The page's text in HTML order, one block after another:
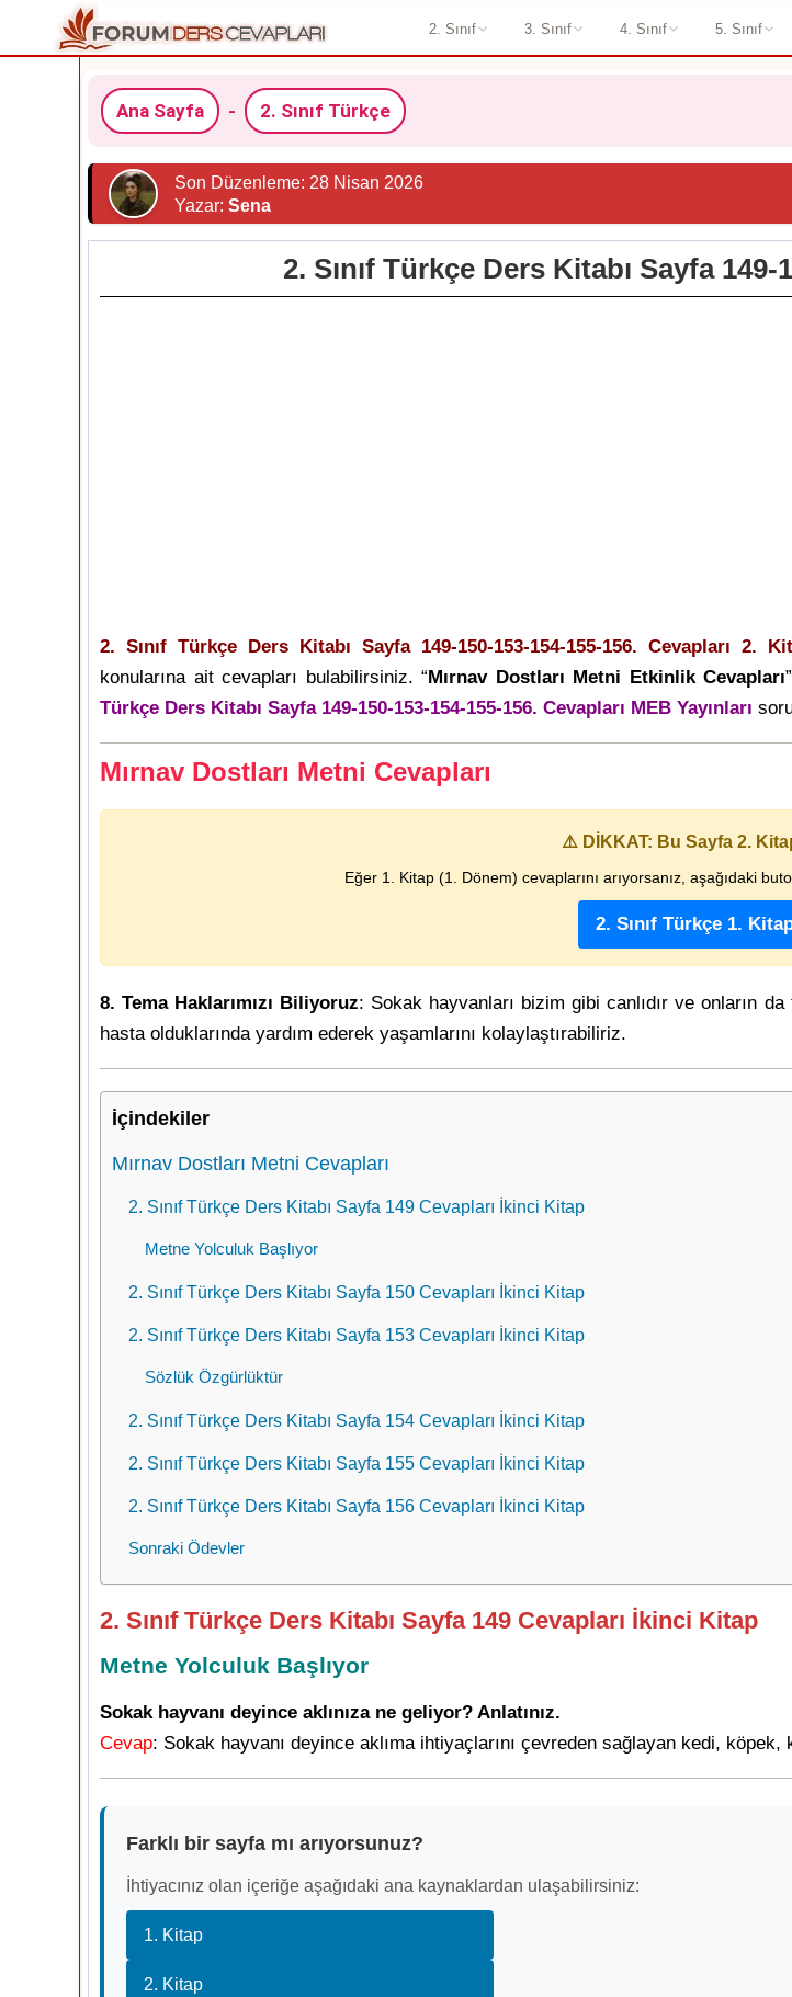
2. Sınıf 3. Sınıf 4. Sınıf 5. Sınıf
Ana Sayfa - 2. Sınıf Türkçe
Son Düzenleme: 28 Nisan 2026
Yazar: Sena
2. Sınıf Türkçe Ders Kitabı Sayfa 149-
2. Sınıf Türkçe Ders Kitabı Sayfa 149-150-153-154-155-156. Cevapları 2.
konularına ait cevapları bulabilirsiniz. “Mırnav Dostları Metni Etkinlik Cevapları
Türkçe Ders Kitabı Sayfa 149-150-153-154-155-156. Cevapları MEB Yayınları
Mırnav Dostları Metni Cevapları
⚠️ DİKKAT: Bu Sayfa 2.
Eğer 1. Kitap (1. Dönem) cevaplarını arıyorsanız, aşağıdaki
2. Sınıf Türkçe 1.
8. Tema Haklarımızı Biliyoruz: Sokak hayvanları bizim gibi canlıdır ve onların
hasta olduklarında yardım ederek yaşamlarını kolaylaştırabiliriz.
İçindekiler
Mırnav Dostları Metni Cevapları
2. Sınıf Türkçe Ders Kitabı Sayfa 149 Cevapları İkinci Kitap
Metne Yolculuk Başlıyor
2. Sınıf Türkçe Ders Kitabı Sayfa 150 Cevapları İkinci Kitap
2. Sınıf Türkçe Ders Kitabı Sayfa 153 Cevapları İkinci Kitap
Sözlük Özgürlüktür
2. Sınıf Türkçe Ders Kitabı Sayfa 154 Cevapları İkinci Kitap
2. Sınıf Türkçe Ders Kitabı Sayfa 155 Cevapları İkinci Kitap
2. Sınıf Türkçe Ders Kitabı Sayfa 156 Cevapları İkinci Kitap
Sonraki Ödevler
2. Sınıf Türkçe Ders Kitabı Sayfa 149 Cevapları İkinci Kitap
Metne Yolculuk Başlıyor
Sokak hayvanı deyince aklınıza ne geliyor? Anlatınız.
Cevap: Sokak hayvanı deyince aklıma ihtiyaçlarını çevreden sağlayan kedi, köpek,
Farklı bir sayfa mı arıyorsunuz?
İhtiyacınız olan içeriğe aşağıdaki ana kaynaklardan ulaşabilirsiniz:
1. Kitap
2. Kitap